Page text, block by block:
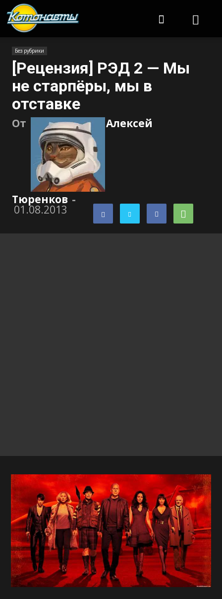
Без рубрики
[Рецензия] РЭД 2 — Мы
не старпёры, мы в
отставке
От Алексей
Тюренков -
01.08.2013